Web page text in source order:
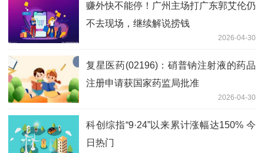
赚外快不能停！广州主场打广东郭艾伦仍
不去现场，继续解说捞钱
2026-04-30
复星医药(02196)：硝普钠注射液的药品
注册申请获国家药监局批准
2026-04-30
科创综指“9·24”以来累计涨幅达150% 今
日热门